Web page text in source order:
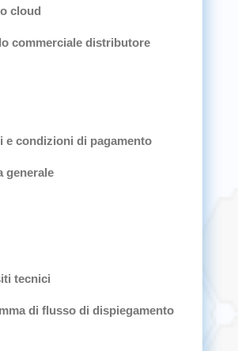
cloud
commerciale distributore
e condizioni di pagamento
generale
tecnici
di flusso di dispiegamento